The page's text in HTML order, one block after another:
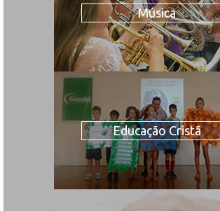
Música
Educação Cristã